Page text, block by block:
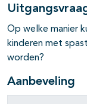
Op welke manier
kinderen met
worden?
Aanbeveling